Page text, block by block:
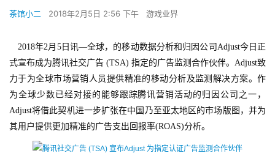
茶馆小二 2018年2月5日 2:56 下午 游戏业界
2018年2月5日讯—全球，的移动数据分析和归因公司Adjust今日正
式宣布成为腾讯社交广告 (TSA) 指定的广告监测合作伙伴。Adjust致
力于为全球市场营销人员提供精准的移动分析及监测解决方案。作
为全球少数已经对接的能够跟踪腾讯营销活动的归因公司之一，
Adjust将借此契机进一步扩张在中国乃至亚太地区的市场版图，并为
其用户提供更加精准的广告支出回报率(ROAS)分析。